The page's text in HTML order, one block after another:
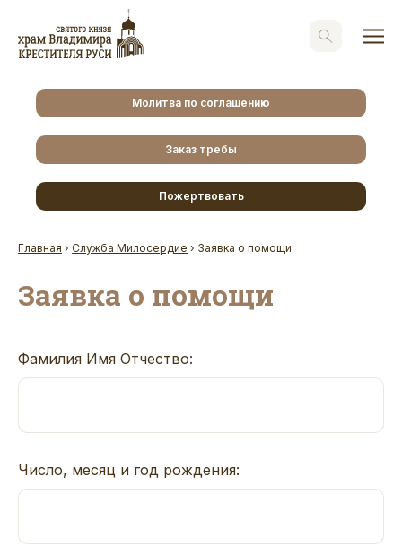
Молитва по соглашению
Заказ требы
Пожертвовать
Главная › Служба Милосердие › Заявка о помощи
Заявка о помощи
Фамилия Имя Отчество:
Число, месяц и год рождения: